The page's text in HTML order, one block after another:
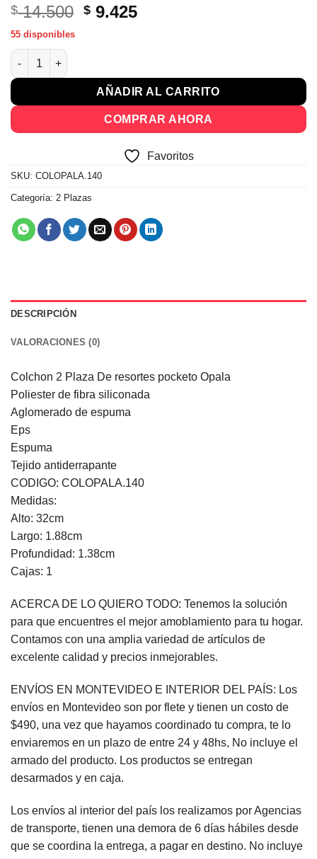
$14.500 El
$ 14.500.
$ 9.425El
$ 9.425.
55 disponibles
Colchon 2 Plaza De Resortes Pocket Altura 67 De 1.40 Opala
AÑADIR AL CARRITO
COMPRAR AHORA
Favoritos
SKU: COLOPALA.140
Categoría: 2 Plazas
DESCRIPCIÓN
VALORACIONES (0)
Colchon 2 Plaza De resortes pocketo Opala
Poliester de fibra siliconada
Aglomerado de espuma
Eps
Espuma
Tejido antiderrapante
CODIGO: COLOPALA.140
Medidas:
Alto: 32cm
Largo: 1.88cm
Profundidad: 1.38cm
Cajas: 1
ACERCA DE LO QUIERO TODO: Tenemos la solución
para que encuentres el mejor amoblamiento para tu hogar.
Contamos con una amplia variedad de artículos de
excelente calidad y precios inmejorables.
ENVÍOS EN MONTEVIDEO E INTERIOR DEL PAÍS: Los
envíos en Montevideo son por flete y tienen un costo de
$490, una vez que hayamos coordinado tu compra, te lo
enviaremos en un plazo de entre 24 y 48hs, No incluye el
armado del producto. Los productos se entregan
desarmados y en caja.
Los envíos al interior del país los realizamos por Agencias
de transporte, tienen una demora de 6 días hábiles desde
que se coordina la entrega, a pagar en destino. No incluye